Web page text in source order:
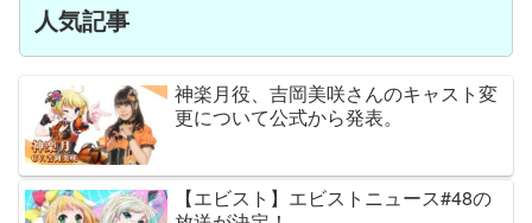
人気記事
神楽月役、吉岡美咲さんのキャスト変
更について公式から発表。
【エビスト】エビストニュース#48の